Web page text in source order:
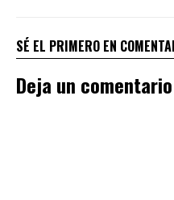
SÉ EL PRIMERO EN
Deja un comentario